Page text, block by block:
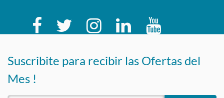
Suscribite para recibir las Ofertas del
Mes !